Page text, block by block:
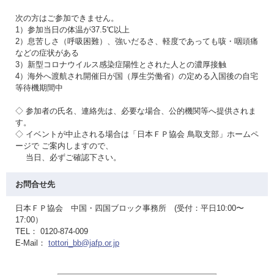
次の方はご参加できません。
1）参加当日の体温が37.5℃以上
2）息苦しさ（呼吸困難）、強いだるさ、軽度であっても咳・咽頭痛
などの症状がある
3）新型コロナウイルス感染症陽性とされた人との濃厚接触
4）海外へ渡航され開催日が国（厚生労働省）の定める入国後の自宅
等待機期間中
◇ 参加者の氏名、連絡先は、必要な場合、公的機関等へ提供されま
す。
◇ イベントが中止される場合は「日本ＦＰ協会 鳥取支部」ホームペ
ージで ご案内しますので、
当日、必ずご確認下さい。
お問合せ先
日本ＦＰ協会 中国・四国ブロック事務所 (受付：平日10:00〜
17:00）
TEL： 0120-874-009
E-Mail： tottori_bb@jafp.or.jp